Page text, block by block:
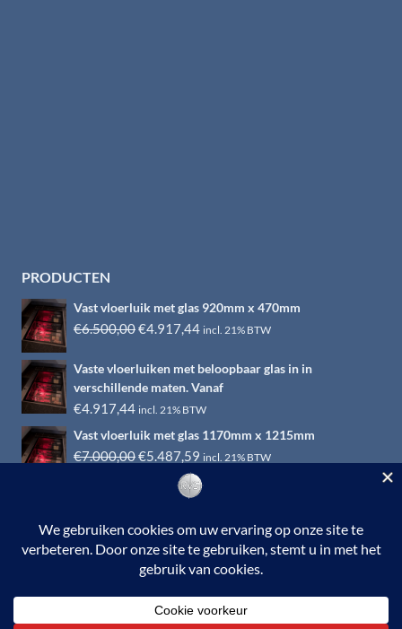
PRODUCTEN
Vast vloerluik met glas 920mm x 470mm
€6.500,00Oorspronkelijke
was:
€6.500,00.
€4.917,44Huidige
is:
€4.917,44.
incl. 21% BTW
Vaste vloerluiken met beloopbaar glas in in
verschillende maten. Vanaf
€4.917,44 incl. 21% BTW
Vast vloerluik met glas 1170mm x 1215mm
€7.000,00Oorspronkelijke
€5.487,59 Huidige
prijs
is:
incl. 21% BTW
© 2026 RVS-woonwinkel.nl is een onderdeel van HTI-RVS |
BTW nr. NL002145483B31 | KvKnr. 09088773 | NL95